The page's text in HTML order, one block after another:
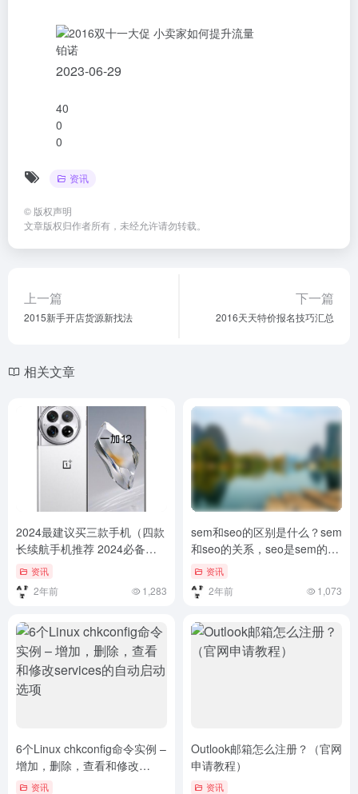
铂诺
2023-06-29
40
0
0
资讯
© 版权声明
文章版权归作者所有，未经允许请勿转载。
上一篇
2015新手开店货源新找法
下一篇
2016天天特价报名技巧汇总
相关文章
2024最建议买三款手机（四款
长续航手机推荐 2024必备清
单）四款长续航手机推荐
2024必备清单
资讯
2年前 1,283
sem和seo的区别是什么？sem
和seo的关系，seo是sem的一
种方式吗？
资讯
2年前 1,073
6个Linux chkconfig命令实例 –
增加，删除，查看和修改
services的自动启动选项
资讯
Outlook邮箱怎么注册？（官网
申请教程）
资讯